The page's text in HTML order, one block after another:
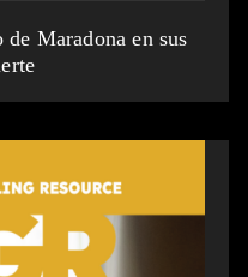
Maradona en sus